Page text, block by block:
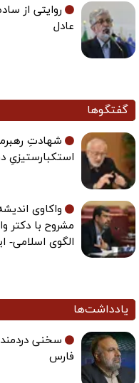
روایتی از
عادل
گفتگوها
شهادتِ
استکبارستیزیِ
واکاوی
مشروح با دکتر
الگوی اسلامی-
یادداشت‌ها
سخنی
فارس